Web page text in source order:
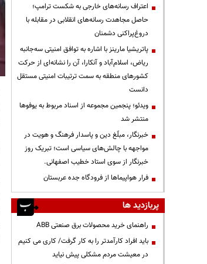
اعتراف رسانه‌های خارجی به شکست ترامپ؛
حاصل مجاهدت رسانه‌های انقلابی در مقابله با
دروغ‌پراکنی دشمنان
پاتریشیا مارینز با اشاره به توافق امنیتی سه‌جانبه
ریاض، اسلام‌آباد و آنکارا، آن را نشانه‌ای از حرکت
کشورهای منطقه به سمت ترتیبات امنیتی مستقل
دانست
ویدئو؛ پنجمین مجموعه از اسناد مربوط به یوفوها
منتشر شد
خبرنگار، مبلّغ دین و پاسدار فرهنگ و هویت در
مواجهه با چالش‌های سیاسی است؛ تبریک روز
خبرنگار از سوی استاد خطیب اصفهانی.
فرار هواپیماها از فرودگاه جده عربستان
پربازدید ها
راهنمای خرید محصولات برق صنعتی ABB
باید افراد کارآمدتر را به کار گرفت/ کاری می کنیم
در معیشت مردم مشکلی پیش نیاید